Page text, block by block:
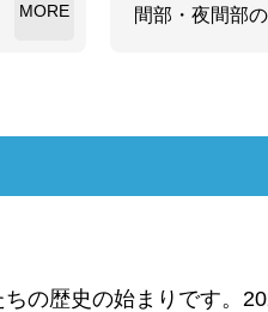
MORE
間部・夜間部
の歴史の始まりです。